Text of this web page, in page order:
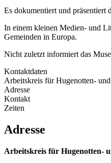
Es dokumentiert und
In einem kleinen Medien- und
Gemeinden in Europa.
Nicht zuletzt informiert das
Kontaktdaten
Arbeitskreis für Hugenotten-
Adresse
Kontakt
Zeiten
Adresse
Arbeitskreis für Hugenotten-